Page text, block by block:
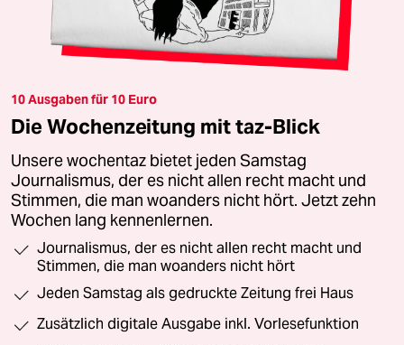
10 Ausgaben für 10 Euro
Die Wochenzeitung mit taz-Blick
Unsere wochentaz bietet jeden Samstag
Journalismus, der es nicht allen recht macht und
Stimmen, die man woanders nicht hört. Jetzt zehn
Wochen lang kennenlernen.
Journalismus, der es nicht allen recht macht und
Stimmen, die man woanders nicht hört
Jeden Samstag als gedruckte Zeitung frei Haus
Zusätzlich digitale Ausgabe inkl. Vorlesefunktion